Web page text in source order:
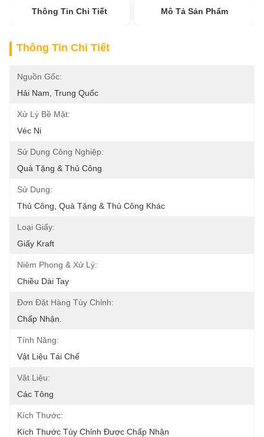
Thông Tin Chi Tiết Mô Tả Sản Phẩm
Thông Tin Chi Tiết
Nguồn Gốc:
Hải Nam, Trung Quốc
Xử Lý Bề Mặt:
Véc Ni
Sử Dụng Công Nghiệp:
Quà Tặng & Thủ Công
Sử Dụng:
Thủ Công, Quà Tặng & Thủ Công Khác
Loại Giấy:
Giấy Kraft
Niêm Phong & Xử Lý:
Chiều Dài Tay
Đơn Đặt Hàng Tùy Chỉnh:
Chấp Nhận.
Tính Năng:
Vật Liệu Tái Chế
Vật Liệu:
Các Tông
Kích Thước:
Kích Thước Tùy Chỉnh Được Chấp Nhận